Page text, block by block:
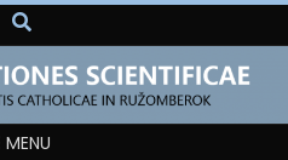
MENU